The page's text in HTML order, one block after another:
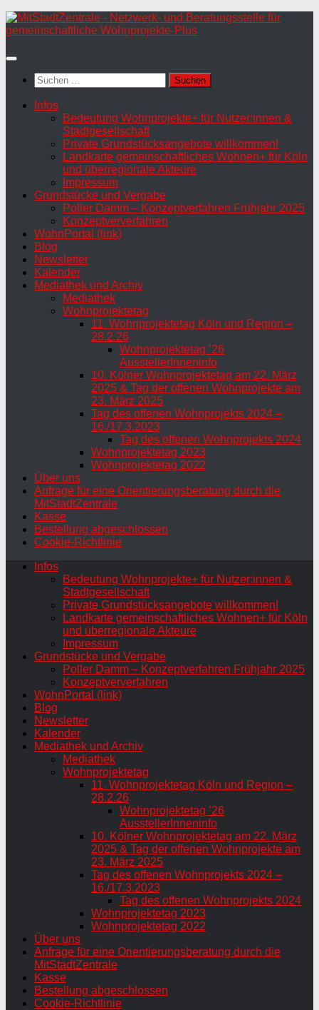
Zum
Inhalt
Suchen
nach:
Infos
Bedeutung Wohnprojekte+ für Nutzer:innen &
Stadtgesellschaft
Private Grundstücksangebote willkommen!
Landkarte gemeinschaftliches Wohnen+ für Köln
und überregionale Akteure
Impressum
Grundstücke und Vergabe
Poller Damm – Konzeptverfahren Frühjahr 2025
Konzeptververfahren
WohnPortal (link)
Blog
Newsletter
Kalender
Mediathek und Archiv
Mediathek
Wohnprojektetag
11. Wohnprojektetag Köln und Region –
28.2.26
Wohnprojektetag ’26
AusstellerInneninfo
10. Kölner Wohnprojektetag am 22. März
2025 & Tag der offenen Wohnprojekte am
23. März 2025
Tag des offenen Wohnprojekts 2024 –
16./17.3.2023
Tag des offenen Wohnprojekts 2024
Wohnprojektetag 2023
Wohnprojektetag 2022
Über uns
Anfrage für eine Orientierungsberatung durch die
MitStadtZentrale
Kasse
Bestellung abgeschlossen
Cookie-Richtlinie
Infos
Bedeutung Wohnprojekte+ für Nutzer:innen &
Stadtgesellschaft
Private Grundstücksangebote willkommen!
Landkarte gemeinschaftliches Wohnen+ für Köln
und überregionale Akteure
Impressum
Grundstücke und Vergabe
Poller Damm – Konzeptverfahren Frühjahr 2025
Konzeptververfahren
WohnPortal (link)
Blog
Newsletter
Kalender
Mediathek und Archiv
Mediathek
Wohnprojektetag
11. Wohnprojektetag Köln und Region –
28.2.26
Wohnprojektetag ’26
AusstellerInneninfo
10. Kölner Wohnprojektetag am 22. März
2025 & Tag der offenen Wohnprojekte am
23. März 2025
Tag des offenen Wohnprojekts 2024 –
16./17.3.2023
Tag des offenen Wohnprojekts 2024
Wohnprojektetag 2023
Wohnprojektetag 2022
Über uns
Anfrage für eine Orientierungsberatung durch die
MitStadtZentrale
Kasse
Bestellung abgeschlossen
Cookie-Richtlinie